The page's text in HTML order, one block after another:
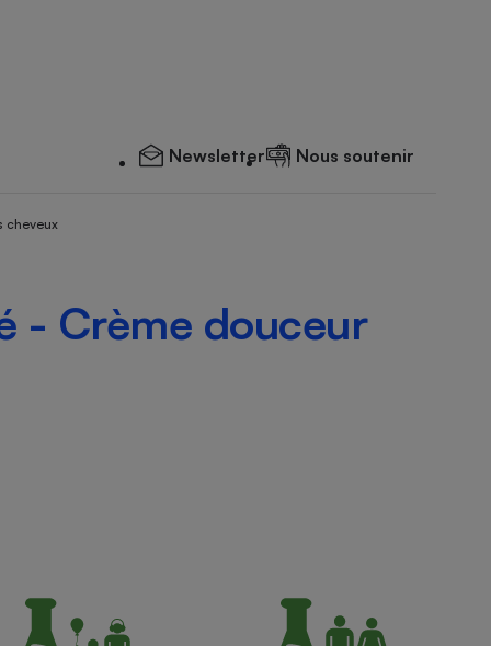
Newsletter Nous soutenir
cheveux
- Crème douceur